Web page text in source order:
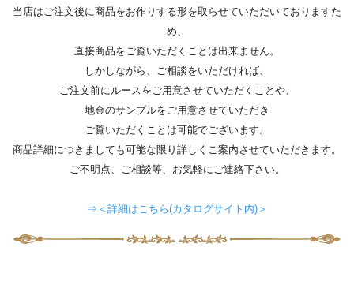
当店はご注文後に商品をお作りする形を取らせていただいておりますた
め、
直接商品をご覧いただくことは出来ません。
しかしながら、ご相談をいただければ、
ご注文前にルースをご用意させていただくことや、
地金のサンプルをご用意させていただき
ご覧いただくことは可能でございます。
商品詳細につきましても可能な限り詳しくご案内させていただきます。
ご不明点、ご相談等、お気軽にご連絡下さい。
⇒＜詳細はこちら(カタログサイト内)＞